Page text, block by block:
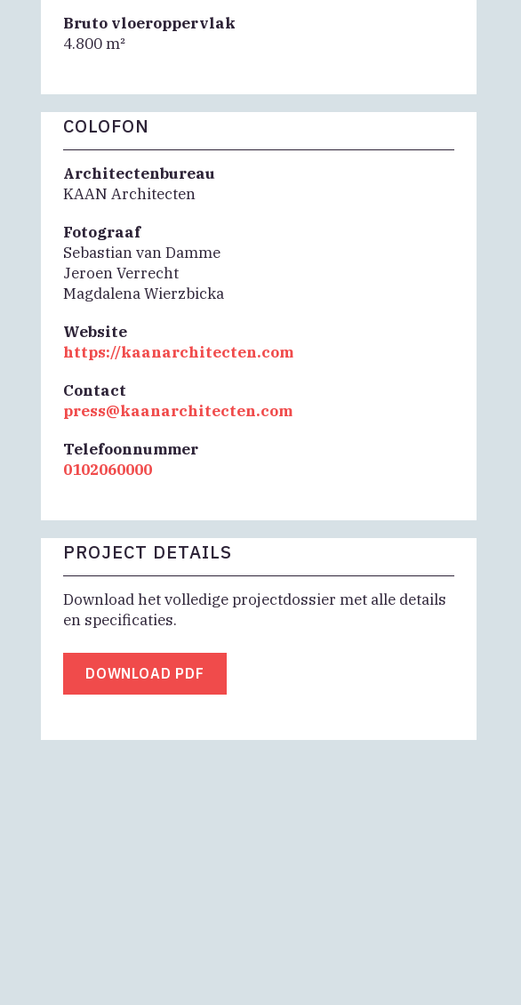
Bruto vloeroppervlak
4.800 m²
COLOFON
Architectenbureau
KAAN Architecten
Fotograaf
Sebastian van Damme
Jeroen Verrecht
Magdalena Wierzbicka
Website
https://kaanarchitecten.com
Contact
press@kaanarchitecten.com
Telefoonnummer
0102060000
PROJECT DETAILS
Download het volledige projectdossier met alle details
en specificaties.
DOWNLOAD PDF